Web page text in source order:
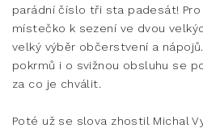
parádní číslo tři sta padesát!
místečko k sezení ve dvou
velký výběr občerstvení a
pokrmů i o svižnou obsluhu se
za co je chválit.
Poté už se slova zhostil Michal